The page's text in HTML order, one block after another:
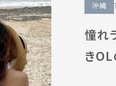
沖縄
憧れ
き